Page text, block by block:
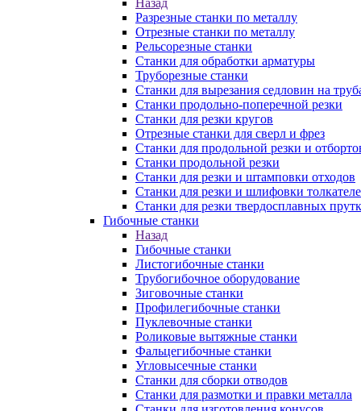
Назад
Разрезные станки по металлу
Отрезные станки по металлу
Рельсорезные станки
Станки для обработки арматуры
Труборезные станки
Станки для вырезания седловин на
Станки продольно-поперечной резки
Станки для резки кругов
Отрезные станки для сверл и фрез
Станки для продольной резки и
Станки продольной резки
Станки для резки и штамповки отходов
Станки для резки и шлифовки
Станки для резки твердосплавных
Гибочные станки
Назад
Гибочные станки
Листогибочные станки
Трубогибочное оборудование
Зиговочные станки
Профилегибочные станки
Пуклевочные станки
Роликовые вытяжные станки
Фальцегибочные станки
Угловысечные станки
Станки для сборки отводов
Станки для размотки и правки металла